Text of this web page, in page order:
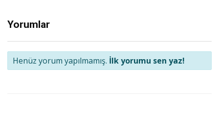
Yorumlar
Henüz yorum yapılmamış. İlk yorumu sen yaz!